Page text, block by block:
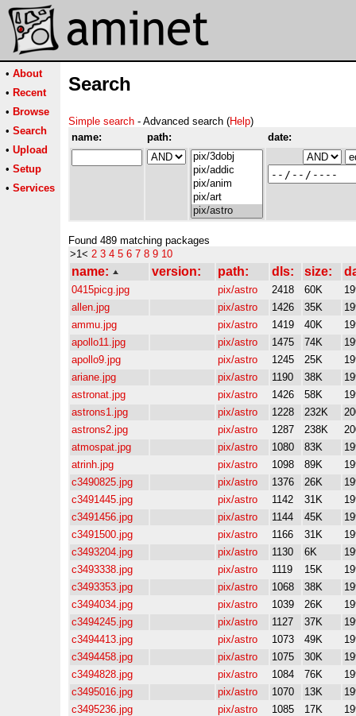
• About
• Recent
• Browse
• Search
• Upload
• Setup
• Services
Search
Simple search - Advanced search (Help)
name:
path: date:
Found 489 matching packages
>1< 2 3 4 5 6 7 8 9 10
name: version: path: dls: size:
0415picg.jpg pix/astro 2418 60K
allen.jpg
pix/astro 1426 35K
ammu.jpg
pix/astro 1419 40K
apollo11.jpg
pix/astro 1475 74K
apollo9.jpg
pix/astro 1245 25K
ariane.jpg
pix/astro 1190 38K
astronat.jpg
pix/astro 1426 58K
astrons1.jpg
pix/astro 1228 232K
astrons2.jpg
pix/astro 1287 238K
atmospat.jpg
pix/astro 1080 83K
atrinh.jpg
pix/astro 1098 89K
c3490825.jpg
pix/astro 1376 26K
c3491445.jpg
pix/astro 1142 31K
c3491456.jpg
pix/astro 1144 45K
c3491500.jpg
pix/astro 1166 31K
c3493204.jpg
pix/astro 1130 6K
c3493338.jpg
pix/astro 1119 15K
c3493353.jpg
pix/astro 1068 38K
c3494034.jpg
pix/astro 1039 26K
c3494245.jpg
pix/astro 1127 37K
c3494413.jpg
pix/astro 1073 49K
c3494458.jpg
pix/astro 1075 30K
c3494828.jpg
pix/astro 1084 76K
c3495016.jpg
pix/astro 1070 13K
c3495236.jpg
pix/astro 1085 17K